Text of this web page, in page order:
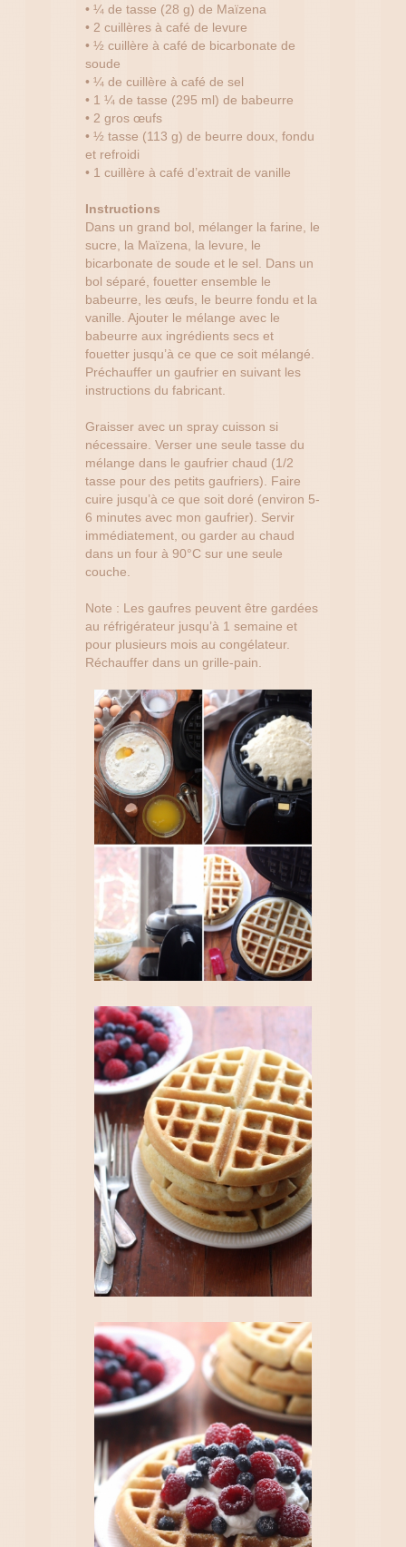
• ¼ de tasse (28 g) de Maïzena
• 2 cuillères à café de levure
• ½ cuillère à café de bicarbonate de
soude
• ¼ de cuillère à café de sel
• 1 ¼ de tasse (295 ml) de babeurre
• 2 gros œufs
• ½ tasse (113 g) de beurre doux, fondu
et refroidi
• 1 cuillère à café d’extrait de vanille
Instructions
Dans un grand bol, mélanger la farine, le
sucre, la Maïzena, la levure, le
bicarbonate de soude et le sel. Dans un
bol séparé, fouetter ensemble le
babeurre, les œufs, le beurre fondu et la
vanille. Ajouter le mélange avec le
babeurre aux ingrédients secs et
fouetter jusqu’à ce que ce soit mélangé.
Préchauffer un gaufrier en suivant les
instructions du fabricant.
Graisser avec un spray cuisson si
nécessaire. Verser une seule tasse du
mélange dans le gaufrier chaud (1/2
tasse pour des petits gaufriers). Faire
cuire jusqu’à ce que soit doré (environ 5-
6 minutes avec mon gaufrier). Servir
immédiatement, ou garder au chaud
dans un four à 90°C sur une seule
couche.
Note : Les gaufres peuvent être gardées
au réfrigérateur jusqu’à 1 semaine et
pour plusieurs mois au congélateur.
Réchauffer dans un grille-pain.